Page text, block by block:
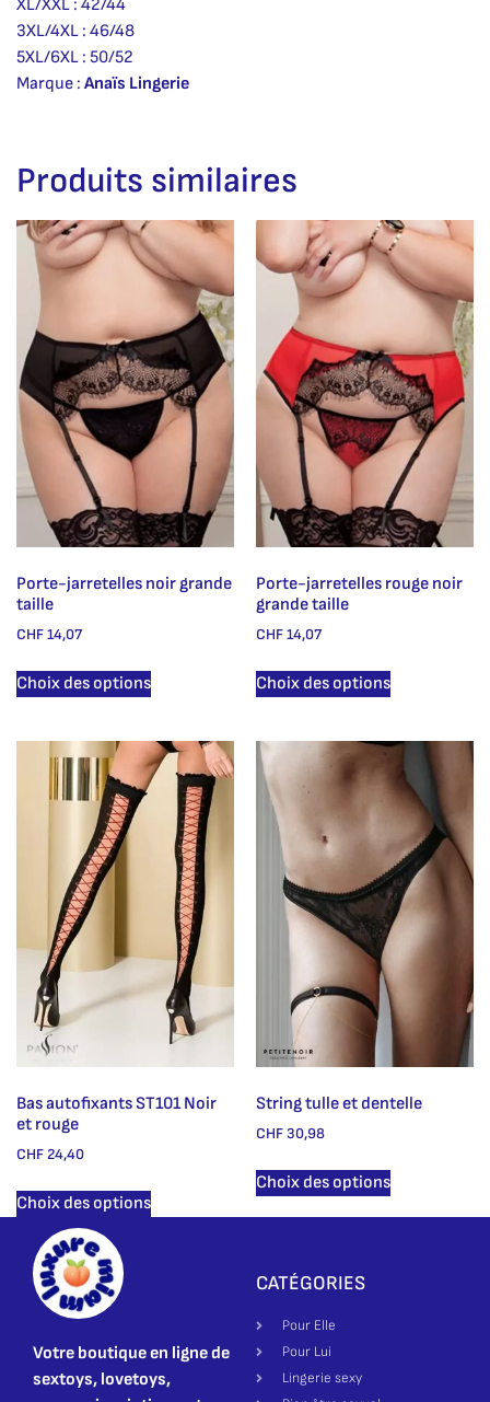
XL/XXL : 42/44
3XL/4XL : 46/48
5XL/6XL : 50/52
Marque : Anaïs Lingerie
Produits similaires
Porte-jarretelles noir grande
taille
CHF14,07
Choix des options
Porte-jarretelles rouge noir
grande taille
CHF14,07
Choix des options
Bas autofixants ST101 Noir
et rouge
CHF 24,40
Choix des options
String tulle et dentelle
CHF 30,98
Choix des options
Votre boutique en ligne de
sextoys, lovetoys,
CATÉGORIES
Pour Elle
Pour Lui
Lingerie sexy